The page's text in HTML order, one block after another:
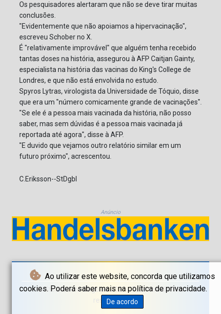
Ao utilizar este website, concorda que utilizamos
cookies. Poderá saber mais na política de privacidade.
De acordo
Os pesquisadores alertaram que não se deve tirar muitas
conclusões.
"Evidentemente que não apoiamos a hipervacinação",
escreveu Schober no X.
É "relativamente improvável" que alguém tenha recebido
tantas doses na história, assegurou à AFP Caitjan Gainty,
especialista na história das vacinas do King's College de
Londres, e que não está envolvida no estudo.
Spyros Lytras, virologista da Universidade de Tóquio, disse
que era um "número comicamente grande de vacinações".
"Se ele é a pessoa mais vacinada da história, não posso
saber, mas sem dúvidas é a pessoa mais vacinada já
reportada até agora", disse à AFP.
"E duvido que vejamos outro relatório similar em um
futuro próximo", acrescentou.
C.Eriksson--StDgbl
Anúncio
© Stockholms Dagblad 2026 - Todos os direitos
reservados